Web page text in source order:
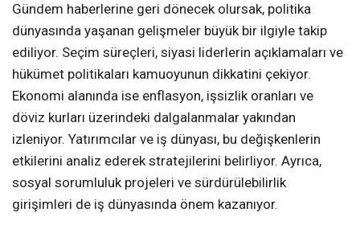
Gündem haberlerine geri dönecek olursak, politika
dünyasında yaşanan gelişmeler büyük bir ilgiyle takip
ediliyor. Seçim süreçleri, siyasi liderlerin açıklamaları ve
hükümet politikaları kamuoyunun dikkatini çekiyor.
Ekonomi alanında ise enflasyon, işsizlik oranları ve
döviz kurları üzerindeki dalgalanmalar yakından
izleniyor. Yatırımcılar ve iş dünyası, bu değişkenlerin
etkilerini analiz ederek stratejilerini belirliyor. Ayrıca,
sosyal sorumluluk projeleri ve sürdürülebilirlik
girişimleri de iş dünyasında önem kazanıyor.